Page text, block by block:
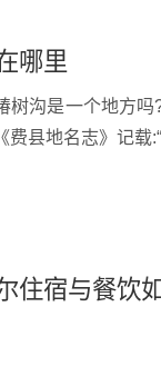
哪里
树沟是一个地方
费县地名志》记载
住宿与餐饮